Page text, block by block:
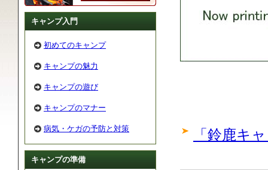
「鈴鹿キ
キャンプ入門
初めてのキャンプ
キャンプの魅力
キャンプの遊び
キャンプのマナー
病気・ケガの予防と対策
キャンプの準備